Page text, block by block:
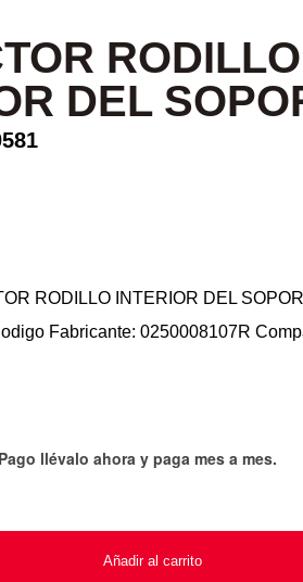
RODILLO
DEL
RODILLO INTERIOR DEL
Fabricante: 0250008107R
llévalo ahora y paga mes a mes.
Añadir al carrito